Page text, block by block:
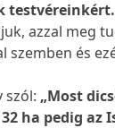
testvéreinkért.
azzal meg
és
szól: „Most
ha pedig az